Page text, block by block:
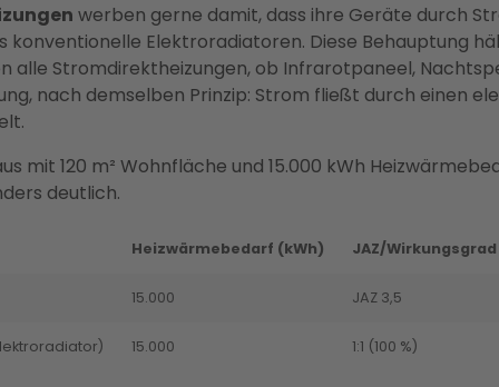
werben gerne damit, dass ihre Geräte durch
konventionelle Elektroradiatoren. Diese Behauptung
alle Stromdirektheizungen, ob Infrarotpaneel,
nach demselben Prinzip: Strom fließt durch einen
mit 120 m² Wohnfläche und 15.000 kWh
deutlich.
Heizwärmebedarf (kWh) JAZ/Wirkungsgrad
15.000 JAZ 3,5
15.000 1:1 (100 %)